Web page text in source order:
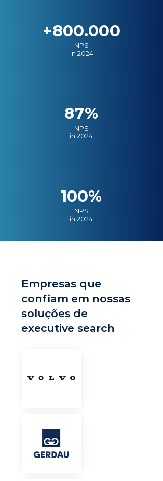
+800.000
NPS
in 2024
87%
NPS
in 2024
100%
NPS
in 2024
Empresas que
confiam em nossas
soluções de
executive search